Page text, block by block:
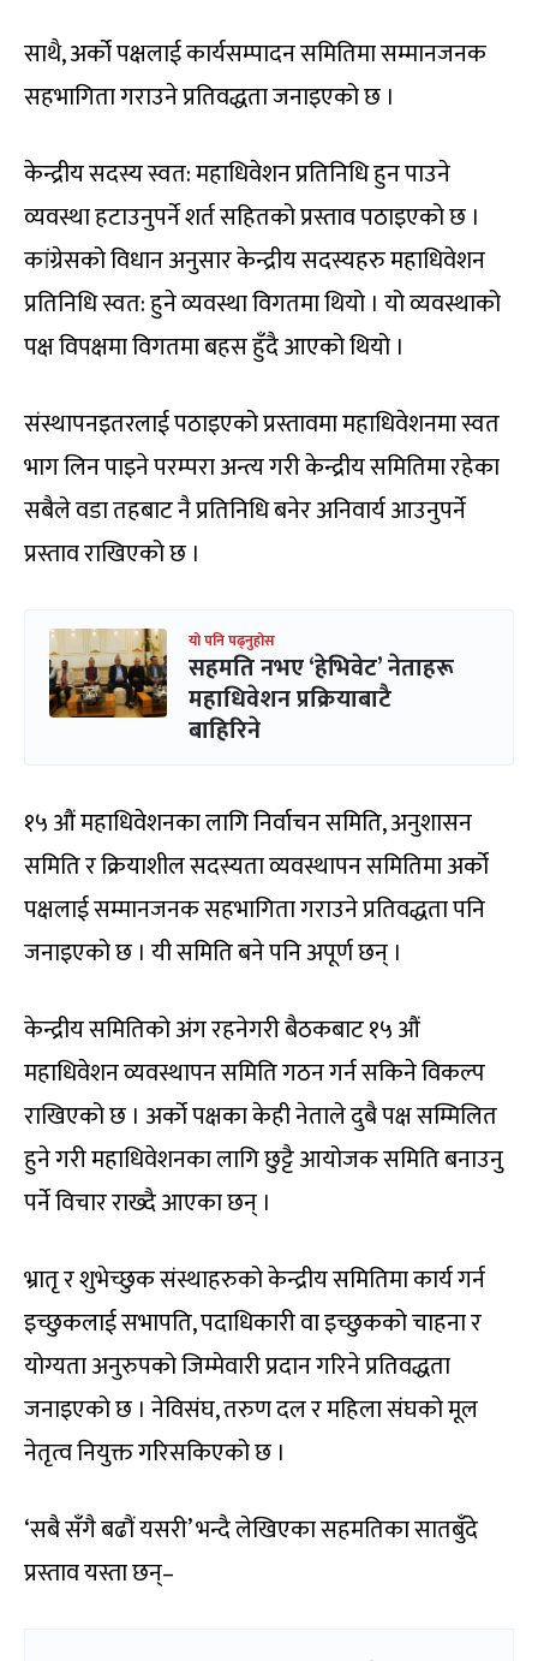
साथै, अर्को पक्षलाई कार्यसम्पादन समितिमा सम्मानजनक
सहभागिता गराउने प्रतिवद्धता जनाइएको छ ।
केन्द्रीय सदस्य स्वत: महाधिवेशन प्रतिनिधि हुन पाउने
व्यवस्था हटाउनुपर्ने शर्त सहितको प्रस्ताव पठाइएको छ ।
कांग्रेसको विधान अनुसार केन्द्रीय सदस्यहरु महाधिवेशन
प्रतिनिधि स्वत: हुने व्यवस्था विगतमा थियो । यो व्यवस्थाको
पक्ष विपक्षमा विगतमा बहस हुँदै आएको थियो ।
संस्थापनइतरलाई पठाइएको प्रस्तावमा महाधिवेशनमा स्वत
भाग लिन पाइने परम्परा अन्त्य गरी केन्द्रीय समितिमा रहेका
सबैले वडा तहबाट नै प्रतिनिधि बनेर अनिवार्य आउनुपर्ने
प्रस्ताव राखिएको छ ।
यो पनि पढ्नुहोस
सहमति नभए ‘हेभिवेट’ नेताहरू
महाधिवेशन प्रक्रियाबाटै
बाहिरिने
१५ औं महाधिवेशनका लागि निर्वाचन समिति, अनुशासन
समिति र क्रियाशील सदस्यता व्यवस्थापन समितिमा अर्को
पक्षलाई सम्मानजनक सहभागिता गराउने प्रतिवद्धता पनि
जनाइएको छ । यी समिति बने पनि अपूर्ण छन् ।
केन्द्रीय समितिको अंग रहनेगरी बैठकबाट १५ औं
महाधिवेशन व्यवस्थापन समिति गठन गर्न सकिने विकल्प
राखिएको छ । अर्को पक्षका केही नेताले दुबै पक्ष सम्मिलित
हुने गरी महाधिवेशनका लागि छुट्टै आयोजक समिति बनाउनु
पर्ने विचार राख्दै आएका छन् ।
भ्रातृ र शुभेच्छुक संस्थाहरुको केन्द्रीय समितिमा कार्य गर्न
इच्छुकलाई सभापति, पदाधिकारी वा इच्छुकको चाहना र
योग्यता अनुरुपको जिम्मेवारी प्रदान गरिने प्रतिवद्धता
जनाइएको छ । नेविसंघ, तरुण दल र महिला संघको मूल
नेतृत्व नियुक्त गरिसकिएको छ ।
‘सबै सँगै बढौं यसरी’ भन्दै लेखिएका सहमतिका सातबुँदे
प्रस्ताव यस्ता छन्–